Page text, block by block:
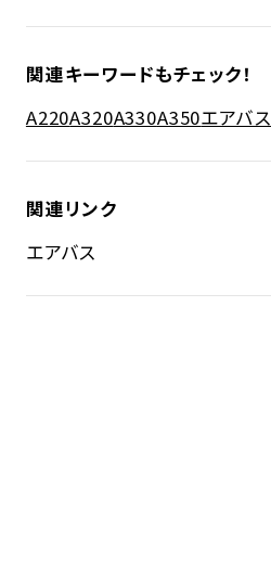
関連キーワードもチェック！
A220A320A330A350エアバス
関連リンク
エアバス